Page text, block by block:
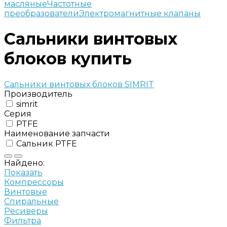
масляныеЧастотные
преобразователиЭлектромагнитные клапаны
Сальники винтовых
блоков купить
Сальники винтовых блоков SIMRIT
Производитель
simrit
Серия
PTFE
Наименование запчасти
Сальник PTFE
Найдено:
Показать
Компрессоры
Винтовые
Спиральные
Ресиверы
Фильтра